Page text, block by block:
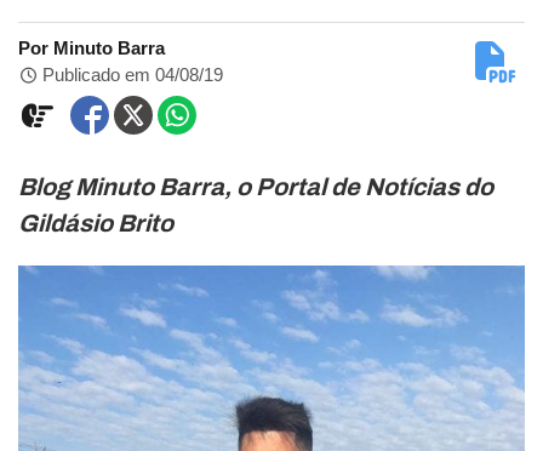
Por Minuto Barra
Publicado em 04/08/19
Blog Minuto Barra, o Portal de Notícias do
Gildásio Brito